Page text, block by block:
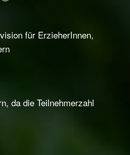
für ErzieherInnen,
da die Teilnehmerzahl